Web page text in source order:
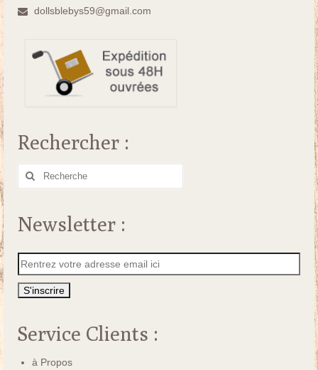
dollsblebys59@gmail.com
Rechercher :
Rechercher
Newsletter :
Service Clients :
à Propos